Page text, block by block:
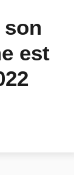
son
est